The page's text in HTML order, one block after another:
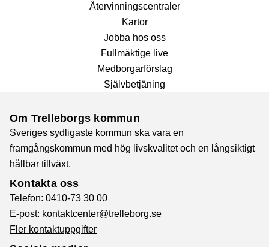
Återvinnings­centraler
Kartor
Jobba hos oss
Fullmäktige live
Medborgarförslag
Självbetjäning
Om Trelleborgs kommun
Sveriges sydligaste kommun ska vara en
framgångskommun med hög livskvalitet och en långsiktigt
hållbar tillväxt.
Kontakta oss
Telefon: 0410-73 30 00
E-post: kontaktcenter@trelleborg.se
Fler kontaktuppgifter